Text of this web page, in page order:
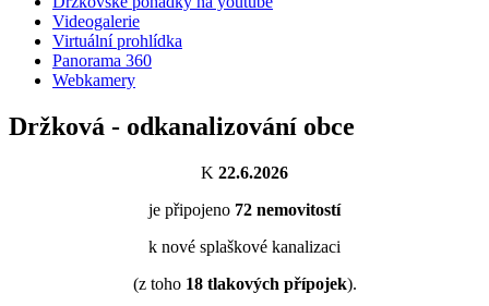
Videogalerie
Virtuální prohlídka
Panorama 360
Webkamery
Držková - odkanalizování obce
K 22.6.2026
je připojeno 72 nemovitostí
k nové splaškové kanalizaci
(z toho 18tlakových přípojek).